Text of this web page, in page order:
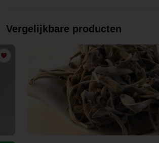
Vergelijkbare producten